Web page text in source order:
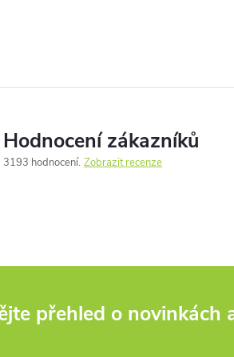
Hodnocení zákazníků
3193 hodnocení Zobrazit recenze
přehled o novinkách